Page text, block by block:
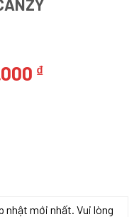
₫.
₫Giá
nhật mới nhất. Vui lòng